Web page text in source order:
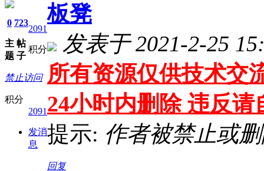
0
主
题
723
帖
子
2091
积分
禁止访问
积分
2091
发消
息
板凳
发表于 2021-2-25
所有资源仅供技术交
24小时内删除 违反
提示: 作者被禁止或
回复